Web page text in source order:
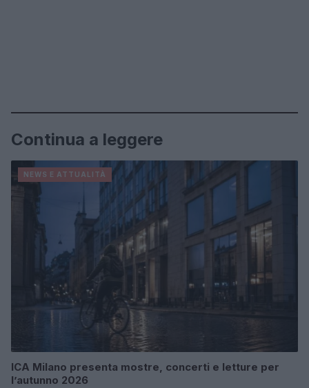
Continua a leggere
NEWS E ATTUALITÀ
ICA Milano presenta mostre, concerti e letture per
l’autunno 2026